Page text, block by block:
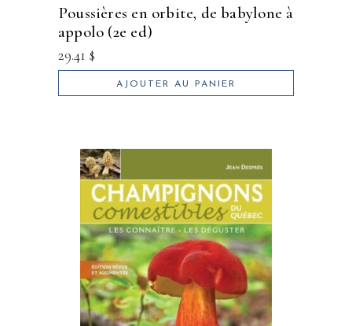
poussières en orbite, de babylone à
appolo (2e ed)
29.41 $
AJOUTER AU PANIER